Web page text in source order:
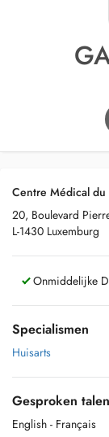
Centre Médical du
20, Boulevard
L-1430 Luxemburg
Onmiddelijke
Specialismen
Huisarts
Gesproken talen
English - Français